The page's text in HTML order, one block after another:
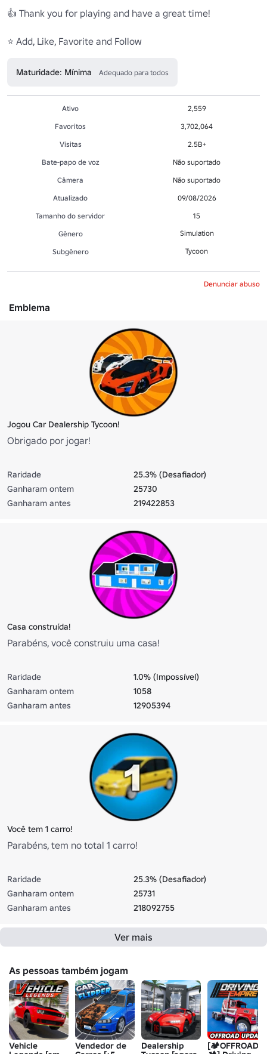
👍 Thank you for playing and have a great time!
⭐ Add, Like, Favorite and Follow
Maturidade: Mínima Adequado para todos
Ativo
2,559
Favoritos
3,702,064
Visitas
2.5B+
Bate-papo de voz
Não suportado
Câmera
Não suportado
Atualizado
09/08/2026
Tamanho do servidor
15
Gênero
Simulation
Subgênero Tycoon
Denunciar abuso
Emblema
Jogou Car Dealership Tycoon!
Obrigado por jogar!
Raridade
25.3% (Desafiador)
Ganharam ontem
25730
Ganharam antes
219422853
Casa construída!
Parabéns, você construiu uma casa!
Raridade
1.0% (Impossível)
Ganharam ontem
1058
Ganharam antes
12905394
Você tem 1 carro!
Parabéns, tem no total 1 carro!
Raridade
25.3% (Desafiador)
Ganharam ontem
25731
Ganharam antes
218092755
Ver mais
As pessoas também jogam
Vehicle
Vendedor de
Dealership
[🏕️OFFROAD